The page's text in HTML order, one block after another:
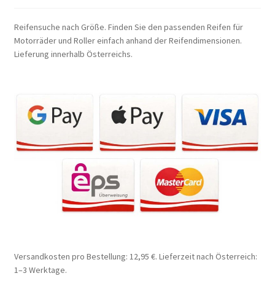
Reifensuche nach Größe. Finden Sie den passenden Reifen für
Motorräder und Roller einfach anhand der Reifendimensionen.
Lieferung innerhalb Österreichs.
Versandkosten pro Bestellung: 12,95 €. Lieferzeit nach Österreich:
1–3 Werktage.